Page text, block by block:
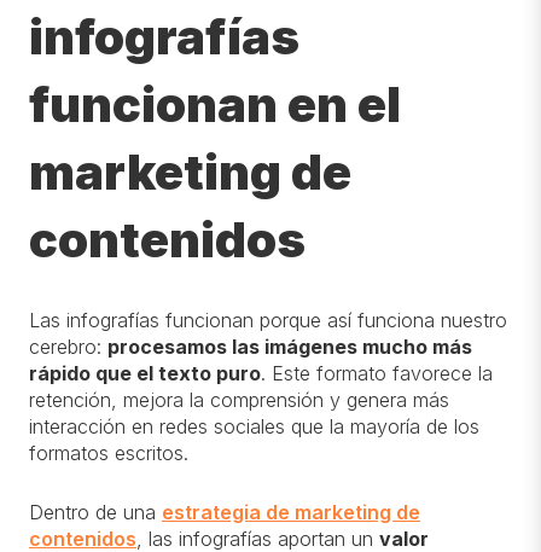
infografías
funcionan en el
marketing de
contenidos
Las infografías funcionan porque así funciona nuestro
cerebro: procesamos las imágenes mucho más
rápido que el texto puro. Este formato favorece la
retención, mejora la comprensión y genera más
interacción en redes sociales que la mayoría de los
formatos escritos.
Dentro de una estrategia de marketing de
contenidos, las infografías aportan un valor